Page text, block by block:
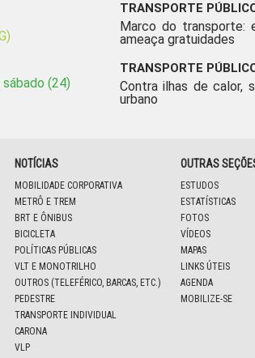
(24)
TRANSPORTE
Marco do transporte:
ameaça gratuidades
TRANSPORTE
Contra ilhas de calor,
urbano
NOTÍCIAS
MOBILIDADE CORPORATIVA
METRÔ E TREM
BRT E ÔNIBUS
BICICLETA
POLÍTICAS PÚBLICAS
VLT E MONOTRILHO
OUTROS (TELEFÉRICO, BARCAS, ETC.)
PEDESTRE
TRANSPORTE INDIVIDUAL
CARONA
VLP
OUTRAS
ESTUDOS
ESTATÍSTICAS
FOTOS
VÍDEOS
MAPAS
LINKS ÚTEIS
AGENDA
MOBILIZE-SE